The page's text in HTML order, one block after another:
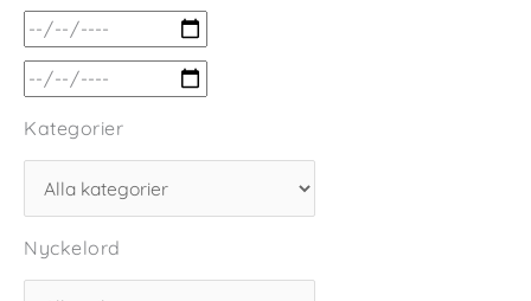
Kategorier
Nyckelord